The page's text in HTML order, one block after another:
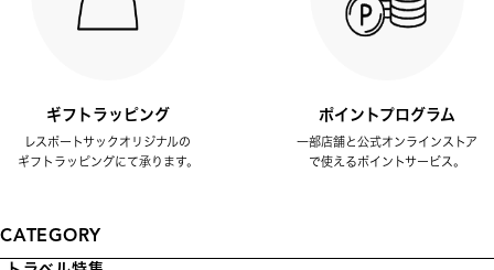
ギフトラッピング
レスポートサックオリジナルの
ギフトラッピングにて承ります。
ポイントプログラム
一部店舗と公式オンラインストア
で使えるポイントサービス。
CATEGORY